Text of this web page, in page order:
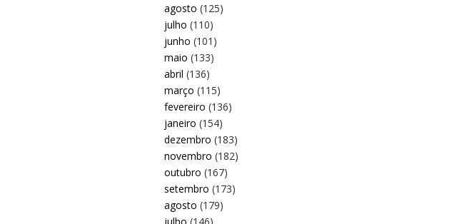
agosto (125)
julho (110)
junho (101)
maio (133)
abril (136)
março (115)
fevereiro (136)
janeiro (154)
dezembro (183)
novembro (182)
outubro (167)
setembro (173)
agosto (179)
julho (146)